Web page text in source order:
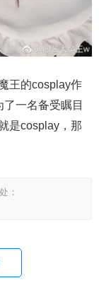
王的cosplay作
一名备受瞩目
是cosplay，那
：